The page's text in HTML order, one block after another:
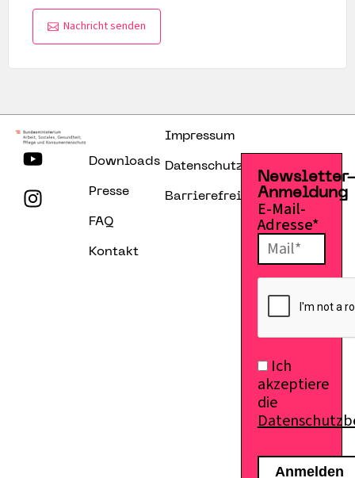
Nachricht senden
Downloads
Presse
FAQ
Kontakt
Impressum
Datenschutzerklärung
Barrierefreiheitserklärung
Anmeldung
E-Mail-
Adresse*
Ich
akzeptiere
die